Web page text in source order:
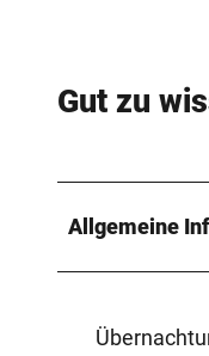
Gut zu
Allgemeine